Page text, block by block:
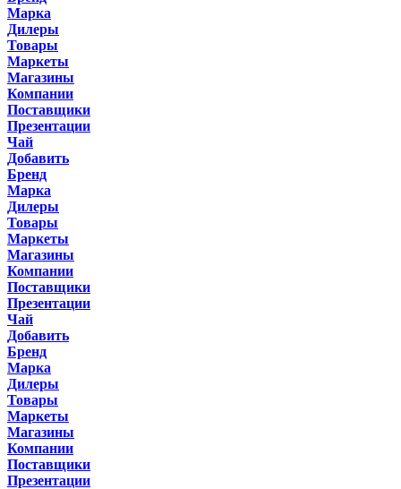
Марка
Дилеры
Товары
Маркеты
Магазины
Компании
Поставщики
Презентации
Чай
Добавить
Бренд
Марка
Дилеры
Товары
Маркеты
Магазины
Компании
Поставщики
Презентации
Чай
Добавить
Бренд
Марка
Дилеры
Товары
Маркеты
Магазины
Компании
Поставщики
Презентации